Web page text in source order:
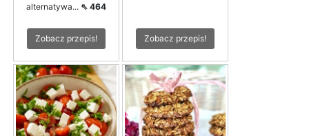
alternatywa... ⇖ 464
Zobacz przepis! Zobacz przepis!